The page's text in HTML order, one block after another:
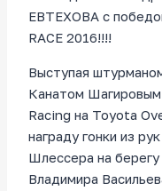
ЕВТЕХОВА с
RACE 2016!!!!
Выступая
Канатом
Racing на Toyota
награду гонки из
Шлессера на
Владимира